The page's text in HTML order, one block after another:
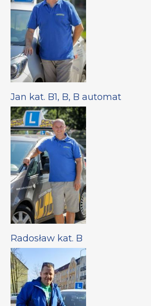
Jan kat. B1, B, B automat
Radosław kat. B